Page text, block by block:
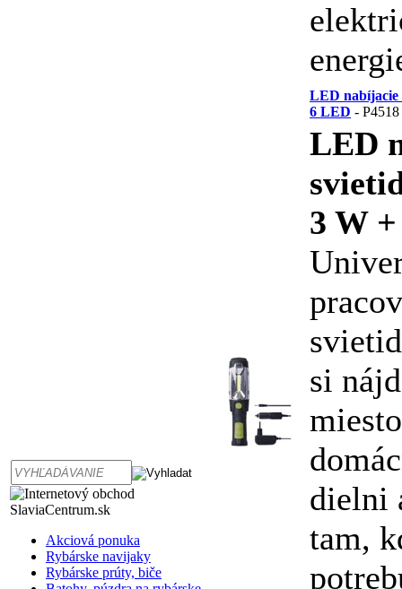
Akciová ponuka
Rybárske navijaky
Rybárske prúty, biče
LED nabíjacie
6 LED - P4518
LED
3 W
si
dielni
tam,